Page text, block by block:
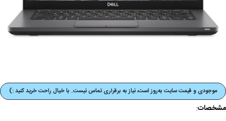
موجودی و قیمت‌ سایت به‌روز است، نیاز به برقراری تماس نیست. با خیال راحت خرید کنید :)
مشخصات: